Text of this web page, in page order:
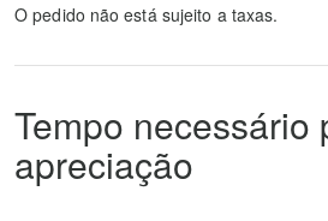
O pedido não está sujeito a taxas.
Tempo necessário
apreciação